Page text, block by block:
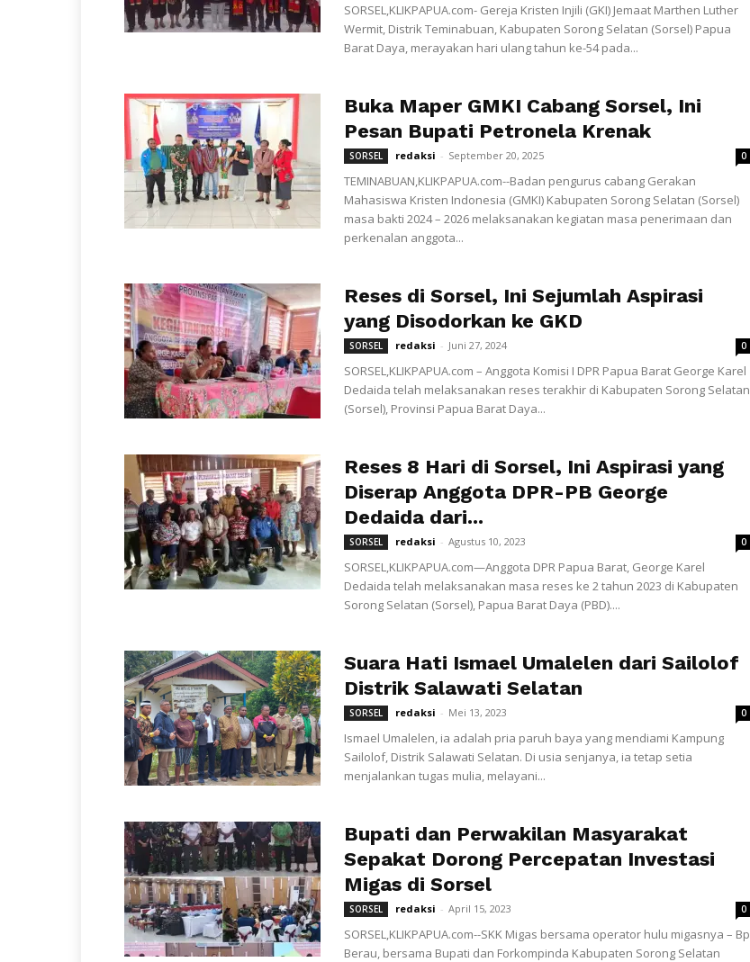
SORSEL,KLIKPAPUA.com- Gereja Kristen Injili (GKI) Jemaat Marthen Luther
Wermit, Distrik Teminabuan, Kabupaten Sorong Selatan (Sorsel) Papua
Barat Daya, merayakan hari ulang tahun ke-54 pada...
Buka Maper GMKI Cabang Sorsel, Ini
Pesan Bupati Petronela Krenak
SORSEL redaksi - September 20, 2025 0
TEMINABUAN,KLIKPAPUA.com--Badan pengurus cabang Gerakan
Mahasiswa Kristen Indonesia (GMKI) Kabupaten Sorong Selatan (Sorsel)
masa bakti 2024 – 2026 melaksanakan kegiatan masa penerimaan dan
perkenalan anggota...
Reses di Sorsel, Ini Sejumlah Aspirasi
yang Disodorkan ke GKD
SORSEL redaksi - Juni 27, 2024 0
SORSEL,KLIKPAPUA.com – Anggota Komisi I DPR Papua Barat George Karel
Dedaida telah melaksanakan reses terakhir di Kabupaten Sorong Selatan
(Sorsel), Provinsi Papua Barat Daya...
Reses 8 Hari di Sorsel, Ini Aspirasi yang
Diserap Anggota DPR-PB George
Dedaida dari...
SORSEL redaksi - Agustus 10, 2023 0
SORSEL,KLIKPAPUA.com—Anggota DPR Papua Barat, George Karel
Dedaida telah melaksanakan masa reses ke 2 tahun 2023 di Kabupaten
Sorong Selatan (Sorsel), Papua Barat Daya (PBD)....
Suara Hati Ismael Umalelen dari Sailolof
Distrik Salawati Selatan
SORSEL redaksi - Mei 13, 2023 0
Ismael Umalelen, ia adalah pria paruh baya yang mendiami Kampung
Sailolof, Distrik Salawati Selatan. Di usia senjanya, ia tetap setia
menjalankan tugas mulia, melayani...
Bupati dan Perwakilan Masyarakat
Sepakat Dorong Percepatan Investasi
Migas di Sorsel
SORSEL redaksi - April 15, 2023 0
SORSEL,KLIKPAPUA.com--SKK Migas bersama operator hulu migasnya – Bp
Berau, bersama Bupati dan Forkompinda Kabupaten Sorong Selatan